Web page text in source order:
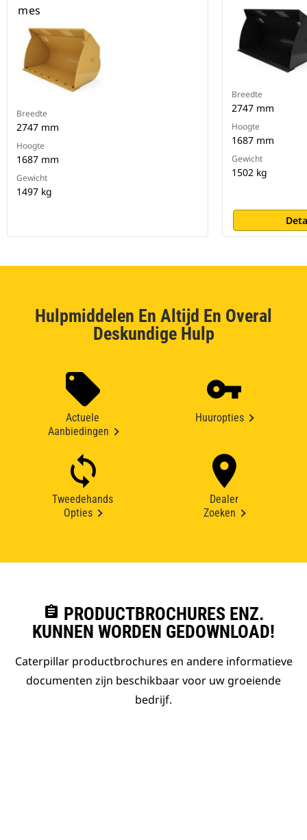
mes
Breedte
2747 mm
Hoogte
1687 mm
Gewicht
1497 kg
Breedte
2747 mm
Hoogte
1687 mm
Gewicht
1502 kg
Hulpmiddelen En Altijd En Overal
Deskundige Hulp
Actuele
Aanbiedingen
Huuropties
Tweedehands
Opties
Dealer
Zoeken
assignment PRODUCTBROCHURES ENZ.
KUNNEN WORDEN GEDOWNLOAD!
Caterpillar productbrochures en andere informatieve
documenten zijn beschikbaar voor uw groeiende
bedrijf.